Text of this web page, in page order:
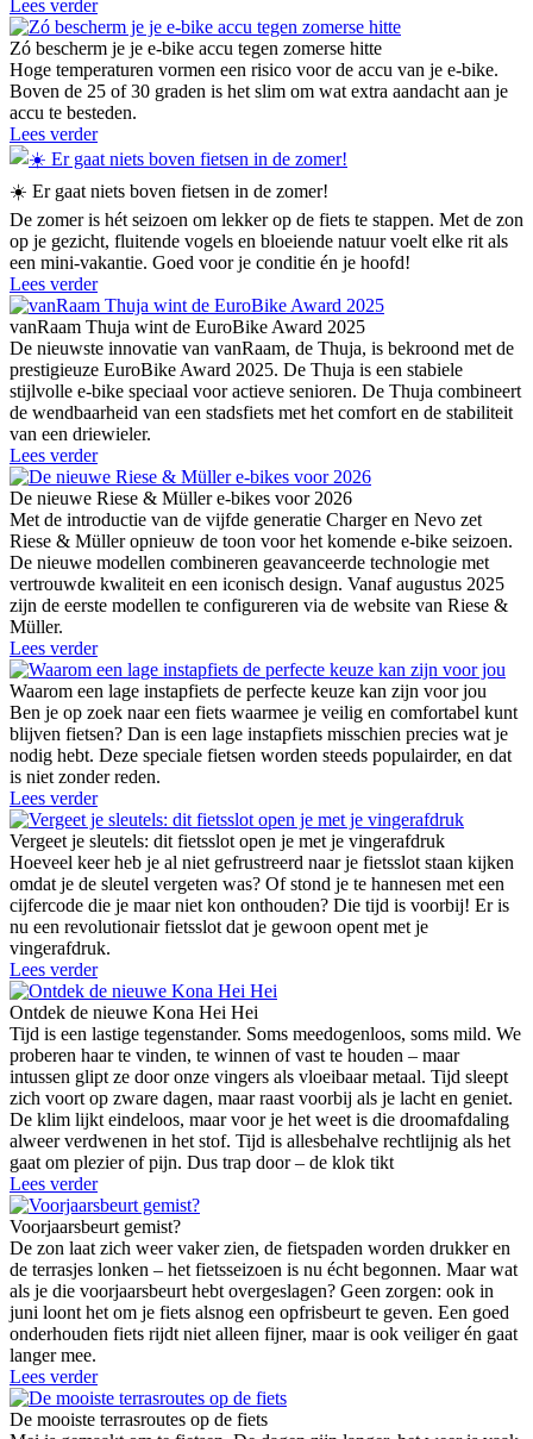
Lees verder
Zó bescherm je je e-bike accu tegen zomerse hitte
Hoge temperaturen vormen een risico voor de accu van je e-bike.
Boven de 25 of 30 graden is het slim om wat extra aandacht aan je
accu te besteden.
Lees verder
☀️ Er gaat niets boven fietsen in de zomer!
De zomer is hét seizoen om lekker op de fiets te stappen. Met de zon
op je gezicht, fluitende vogels en bloeiende natuur voelt elke rit als
een mini-vakantie. Goed voor je conditie én je hoofd!
Lees verder
vanRaam Thuja wint de EuroBike Award 2025
De nieuwste innovatie van vanRaam, de Thuja, is bekroond met de
prestigieuze EuroBike Award 2025. De Thuja is een stabiele
stijlvolle e-bike speciaal voor actieve senioren. De Thuja combineert
de wendbaarheid van een stadsfiets met het comfort en de stabiliteit
van een driewieler.
Lees verder
De nieuwe Riese & Müller e-bikes voor 2026
Met de introductie van de vijfde generatie Charger en Nevo zet
Riese & Müller opnieuw de toon voor het komende e-bike seizoen.
De nieuwe modellen combineren geavanceerde technologie met
vertrouwde kwaliteit en een iconisch design. Vanaf augustus 2025
zijn de eerste modellen te configureren via de website van Riese &
Müller.
Lees verder
Waarom een lage instapfiets de perfecte keuze kan zijn voor jou
Ben je op zoek naar een fiets waarmee je veilig en comfortabel kunt
blijven fietsen? Dan is een lage instapfiets misschien precies wat je
nodig hebt. Deze speciale fietsen worden steeds populairder, en dat
is niet zonder reden.
Lees verder
Vergeet je sleutels: dit fietsslot open je met je vingerafdruk
Hoeveel keer heb je al niet gefrustreerd naar je fietsslot staan kijken
omdat je de sleutel vergeten was? Of stond je te hannesen met een
cijfercode die je maar niet kon onthouden? Die tijd is voorbij! Er is
nu een revolutionair fietsslot dat je gewoon opent met je
vingerafdruk.
Lees verder
Ontdek de nieuwe Kona Hei Hei
Tijd is een lastige tegenstander. Soms meedogenloos, soms mild. We
proberen haar te vinden, te winnen of vast te houden – maar
intussen glipt ze door onze vingers als vloeibaar metaal. Tijd sleept
zich voort op zware dagen, maar raast voorbij als je lacht en geniet.
De klim lijkt eindeloos, maar voor je het weet is die droomafdaling
alweer verdwenen in het stof. Tijd is allesbehalve rechtlijnig als het
gaat om plezier of pijn. Dus trap door – de klok tikt
Lees verder
Voorjaarsbeurt gemist?
De zon laat zich weer vaker zien, de fietspaden worden drukker en
de terrasjes lonken – het fietsseizoen is nu écht begonnen. Maar wat
als je die voorjaarsbeurt hebt overgeslagen? Geen zorgen: ook in
juni loont het om je fiets alsnog een opfrisbeurt te geven. Een goed
onderhouden fiets rijdt niet alleen fijner, maar is ook veiliger én gaat
langer mee.
Lees verder
De mooiste terrasroutes op de fiets